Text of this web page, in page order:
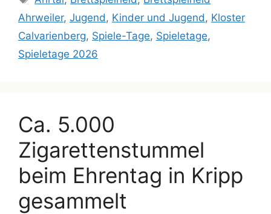
Ahrweiler, Jugend , Kinder und Jugend , Kloster
Calvarienberg, Spiele-Tage, Spieletage,
Spieletage 2026
Ca. 5.000
Zigarettenstummel
beim Ehrentag in Kripp
gesammelt